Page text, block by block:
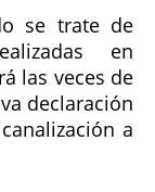
se trate de
en
las veces de
declaración
a